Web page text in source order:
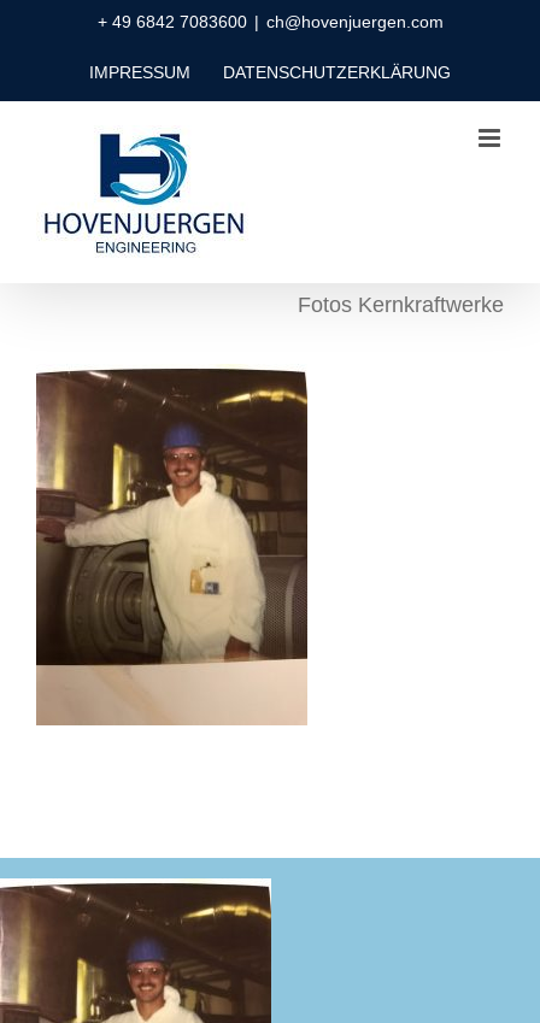
+ 49 6842 7083600 | ch@hovenjuergen.com
IMPRESSUM DATENSCHUTZERKLÄRUNG
Fotos Kernkraftwerke